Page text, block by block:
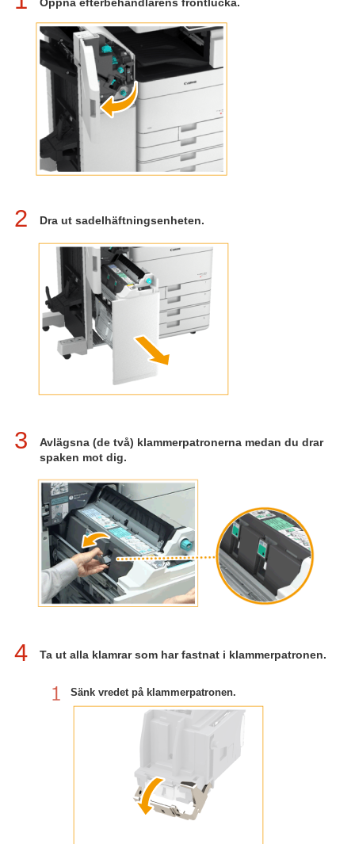
2 Dra ut sadelhäftningsenheten.
3
Avlägsna (de två) klammerpatronerna medan du drar
spaken mot dig.
4 Ta ut alla klamrar som har fastnat i klammerpatronen.
Sänk vredet på klammerpatronen.